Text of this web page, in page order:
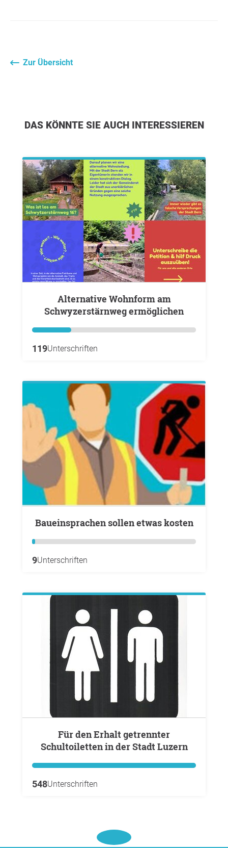
Zur Übersicht
DAS KÖNNTE SIE AUCH INTERESSIEREN
Alternative Wohnform am
Schwyzerstärnweg ermöglichen
119Unterschriften
Baueinsprachen sollen etwas kosten
9Unterschriften
Für den Erhalt getrennter
Schultoiletten in der Stadt Luzern
548Unterschriften